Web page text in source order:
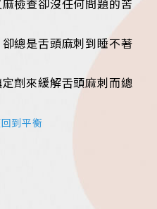
總是舌頭麻刺到睡不著
劑來緩解舌頭麻刺而總
到平衡